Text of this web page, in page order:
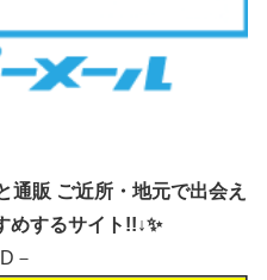
通販 ご近所・地元で出会え
めするサイト!!↓✨
－